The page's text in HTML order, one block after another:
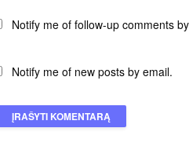
Notify me of follow-up comments
Notify me of new posts by email.